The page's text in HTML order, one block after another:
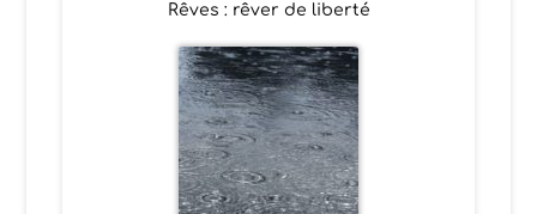
Rêves : rêver de liberté